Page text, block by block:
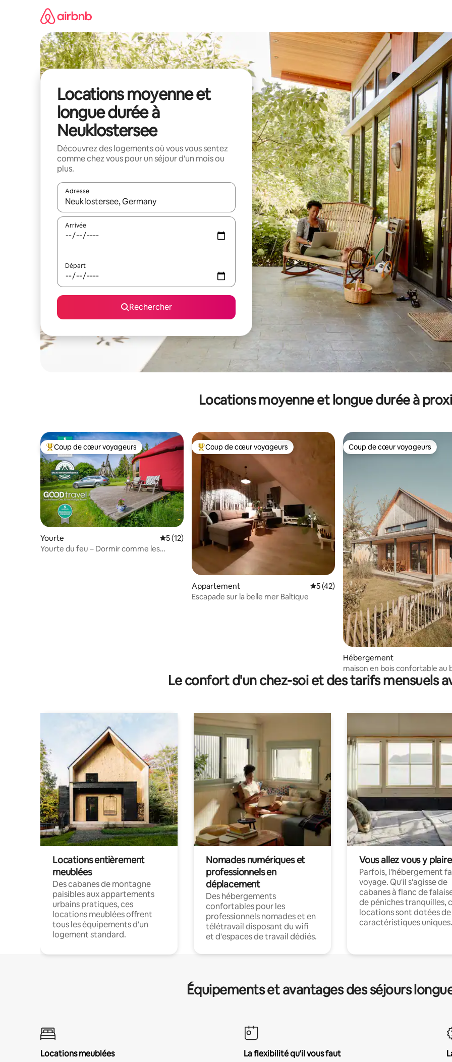
Locations moyenne et
longue durée à
Neuklostersee
Découvrez des logements où vous vous sentez
comme chez vous pour un séjour d'un mois ou
plus.
Adresse
Lorsque les résultats s'affichent, utilisez les flèches vers le haut et vers le bas pour les parcourir ou en appuyant et en
Arrivée
Départ
Rechercher
Locations moyenne et longue durée à
Coups de cœur voyageurs les plus appréciés
Coup de cœur voyageurs
Yourte Évaluation moyenne sur la base de 12 commentaires : 5 sur 5
5 (12)
Yourte du feu – Dormir comme les
Coups de cœur voyageurs les plus appréciés
Coup de cœur voyageurs
Appartement Évaluation moyenne sur la base de 42
5 (42)
Escapade sur la belle mer Baltique
Coup de cœur voyageurs
Coup de cœur voyageurs
Hébergement
maison en bois confortable au
lac
Le confort d'un chez-soi et des tarifs mensuels
Locations entièrement
meublées
Des cabanes de montagne
paisibles aux appartements
urbains pratiques, ces
locations meublées offrent
tous les équipements d'un
logement standard.
Nomades numériques et
professionnels en
déplacement
Des hébergements
confortables pour les
professionnels nomades et en
télétravail disposant du wifi
et d'espaces de travail dédiés.
Vous allez vous y plaire
Parfois, l'hébergement
voyage. Qu'il s'agisse de
cabanes à flanc de
de péniches tranquilles,
locations sont dotées de
caractéristiques uniques.
Équipements et avantages des séjours
Locations meublées
La flexibilité qu'il vous faut